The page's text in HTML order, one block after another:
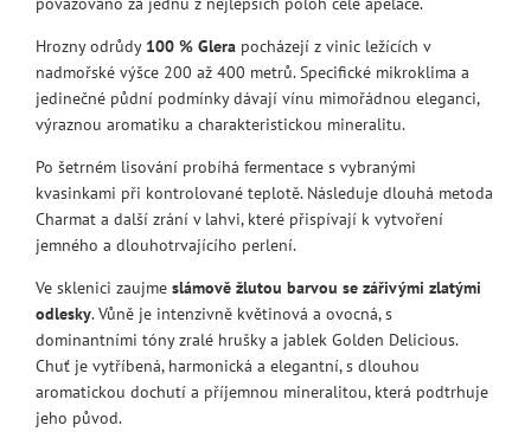
Hrozny odrůdy 100 % Glera pocházejí z vinic ležících v
nadmořské výšce 200 až 400 metrů. Specifické mikroklima a
jedinečné půdní podmínky dávají vínu mimořádnou eleganci,
výraznou aromatiku a charakteristickou mineralitu.
Po šetrném lisování probíhá fermentace s vybranými
kvasinkami při kontrolované teplotě. Následuje dlouhá metoda
Charmat a další zrání v lahvi, které přispívají k vytvoření
jemného a dlouhotrvajícího perlení.
Ve sklenici zaujme slámově žlutou barvou se zářivými zlatými
odlesky. Vůně je intenzivně květinová a ovocná, s
dominantními tóny zralé hrušky a jablek Golden Delicious.
Chuť je vytříbená, harmonická a elegantní, s dlouhou
aromatickou dochutí a příjemnou mineralitou, která podtrhuje
jeho původ.